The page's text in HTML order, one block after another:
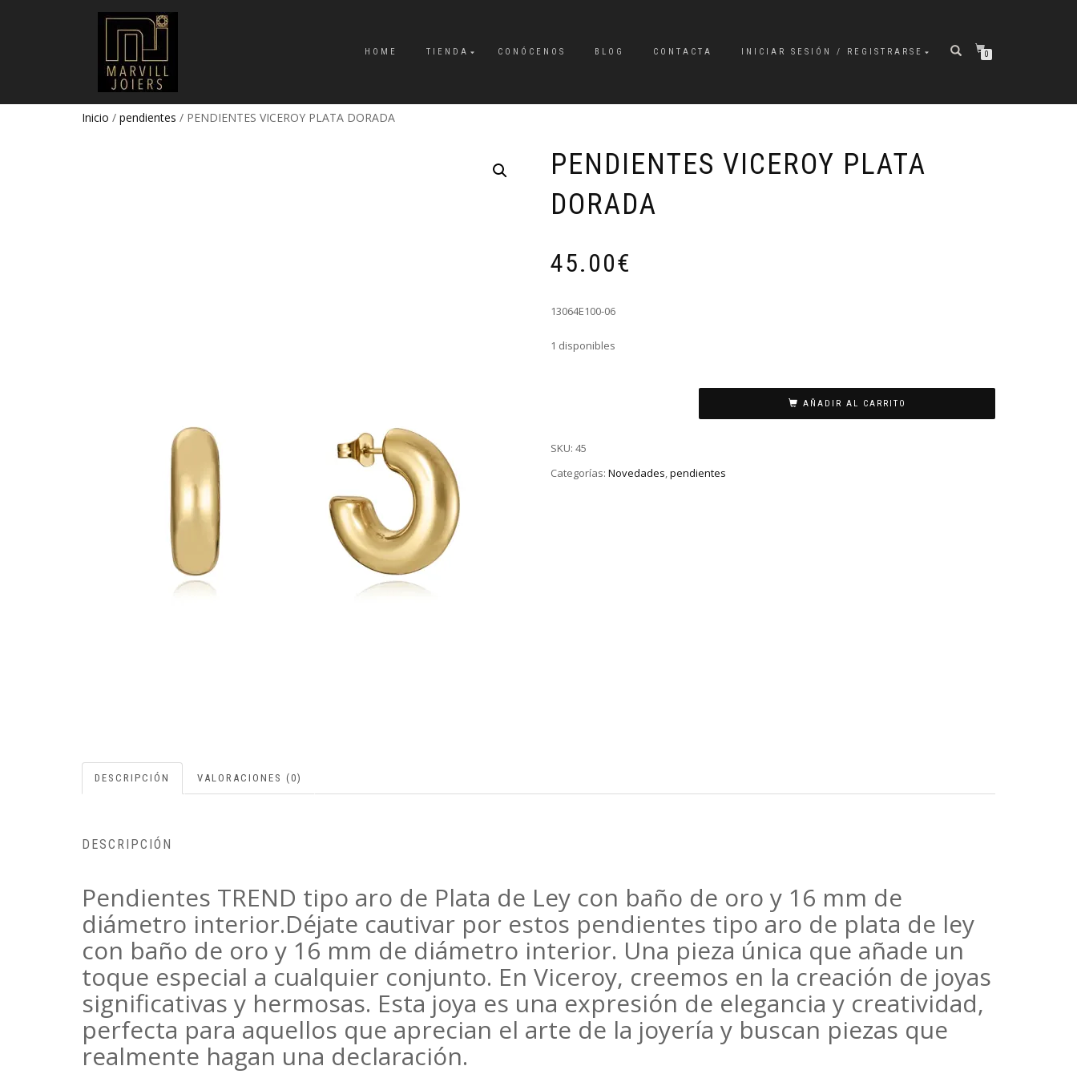
HOME TIENDA CONÓCENOS BLOG CONTACTA INICIAR SESIÓN / REGISTRARSE 0
Inicio / pendientes / PENDIENTES VICEROY PLATA DORADA
PENDIENTES VICEROY PLATA
DORADA
45.00€
13064E100-06
1 disponibles
DORADA
cantidad
AÑADIR AL CARRITO
SKU: 45
Categorías: Novedades,pendientes
DESCRIPCIÓN VALORACIONES (0)
DESCRIPCIÓN
Pendientes TREND tipo aro de Plata de Ley con baño de oro y 16 mm de
diámetro interior.Déjate cautivar por estos pendientes tipo aro de plata de ley
con baño de oro y 16 mm de diámetro interior. Una pieza única que añade un
toque especial a cualquier conjunto. En Viceroy, creemos en la creación de joyas
significativas y hermosas. Esta joya es una expresión de elegancia y creatividad,
perfecta para aquellos que aprecian el arte de la joyería y buscan piezas que
realmente hagan una declaración.